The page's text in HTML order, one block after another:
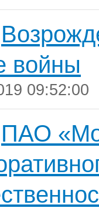
войны
09:52:00
ПАО